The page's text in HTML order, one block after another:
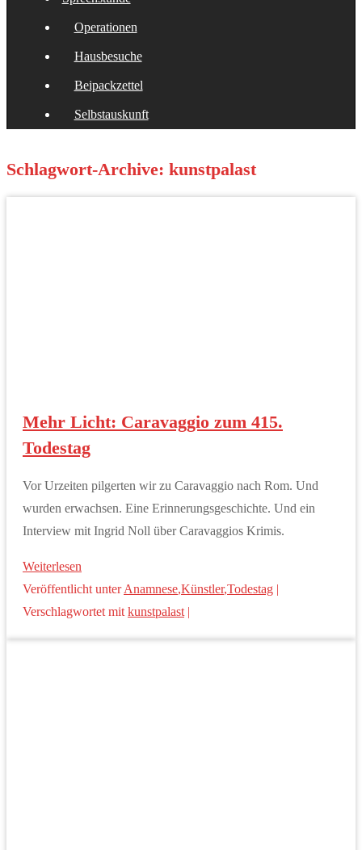
Operationen
Hausbesuche
Beipackzettel
Selbstauskunft
Schlagwort-Archive: kunstpalast
Mehr Licht: Caravaggio zum 415.
Todestag
Vor Urzeiten pilgerten wir zu Caravaggio nach Rom. Und
wurden erwachsen. Eine Erinnerungsgeschichte. Und ein
Interview mit Ingrid Noll über Caravaggios Krimis.
Weiterlesen
Veröffentlicht unter Anamnese,Künstler,Todestag |
Verschlagwortet mit kunstpalast |